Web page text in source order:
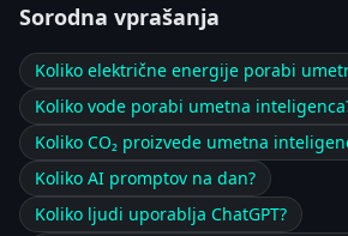
Sorodna vprašanja
Koliko električne energije porabi
Koliko vode porabi umetna
Koliko CO₂ proizvede umetna
Koliko AI promptov na dan?
Koliko ljudi uporablja ChatGPT?